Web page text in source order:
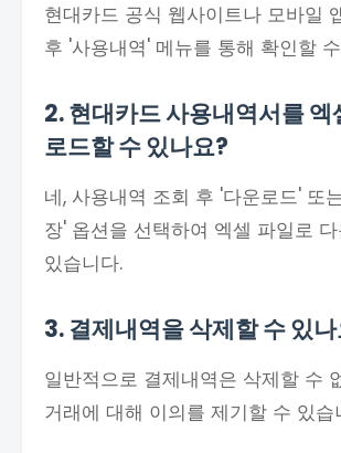
현대카드 공식 웹사이트나 모바일
후 '사용내역' 메뉴를 통해 확인할
2. 현대카드 사용내역서를 엑
로드할 수 있나요?
네, 사용내역 조회 후 '다운로드' 또
장' 옵션을 선택하여 엑셀 파일로
있습니다.
3. 결제내역을 삭제할 수 있
일반적으로 결제내역은 삭제할 수
거래에 대해 이의를 제기할 수 있습